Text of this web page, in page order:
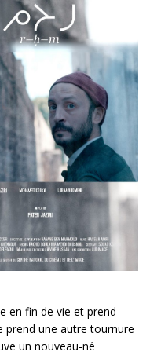
en fin de vie et prend
prend une autre tournure
un nouveau-né